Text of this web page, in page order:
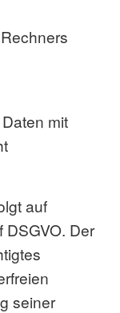
mit
auf
DSGVO. Der
seiner